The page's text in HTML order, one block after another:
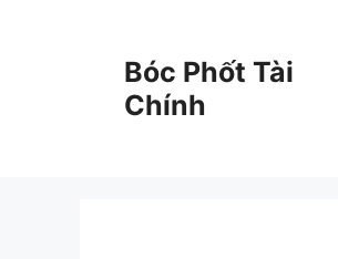
Bóc Phốt Tài
Chính